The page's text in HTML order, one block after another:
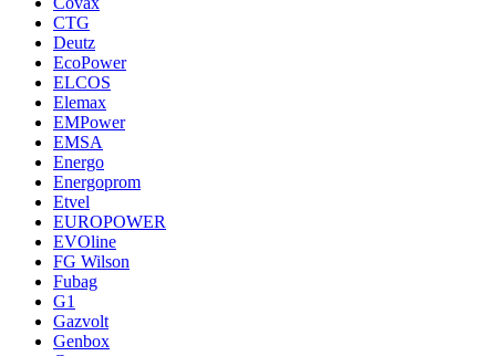
CTG
Deutz
EcoPower
ELCOS
Elemax
EMPower
EMSA
Energo
Energoprom
Etvel
EUROPOWER
EVOline
FG Wilson
Fubag
G1
Gazvolt
Genbox